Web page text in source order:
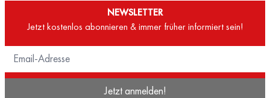
NEWSLETTER
Jetzt kostenlos abonnieren & immer früher informiert sein!
Jetzt anmelden!